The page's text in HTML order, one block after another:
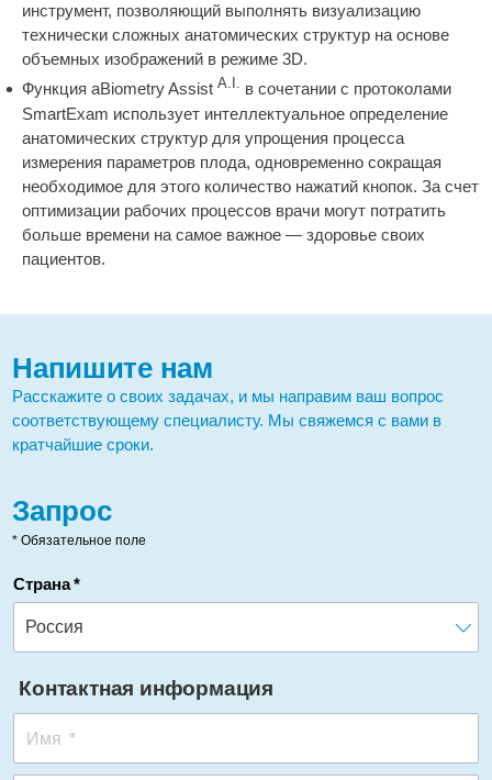
инструмент, позволяющий выполнять визуализацию
технически сложных анатомических структур на основе
объемных изображений в режиме 3D.
Функция aBiometry AssistA.I.
в сочетании с протоколами
SmartExam использует интеллектуальное определение
анатомических структур для упрощения процесса
измерения параметров плода, одновременно сокращая
необходимое для этого количество нажатий кнопок. За счет
оптимизации рабочих процессов врачи могут потратить
больше времени на самое важное — здоровье своих
пациентов.
Напишите нам
Расскажите о своих задачах, и мы направим ваш вопрос
соответствующему специалисту. Мы свяжемся с вами в
кратчайшие сроки.
Запрос
* Обязательное поле
Страна
Контактная информация
Имя